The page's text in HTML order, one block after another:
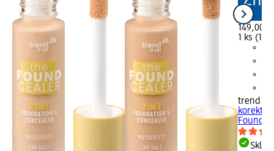
149,00
1 ks
trend !t
korektor